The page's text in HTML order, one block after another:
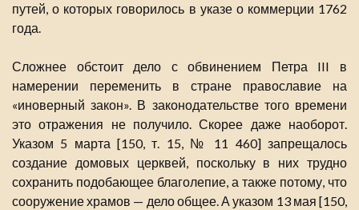
путей, о которых говорилось в указе о коммерции 1762
года.
Сложнее обстоит дело с обвинением Петра III в
намерении переменить в стране православие на
«иноверный закон». В законодательстве того времени
это отражения не получило. Скорее даже наоборот.
Указом 5 марта [150, т. 15, № 11 460] запрещалось
создание домовых церквей, поскольку в них трудно
сохранить подобающее благолепие, а также потому, что
сооружение храмов — дело общее. А указом 13 мая [150,